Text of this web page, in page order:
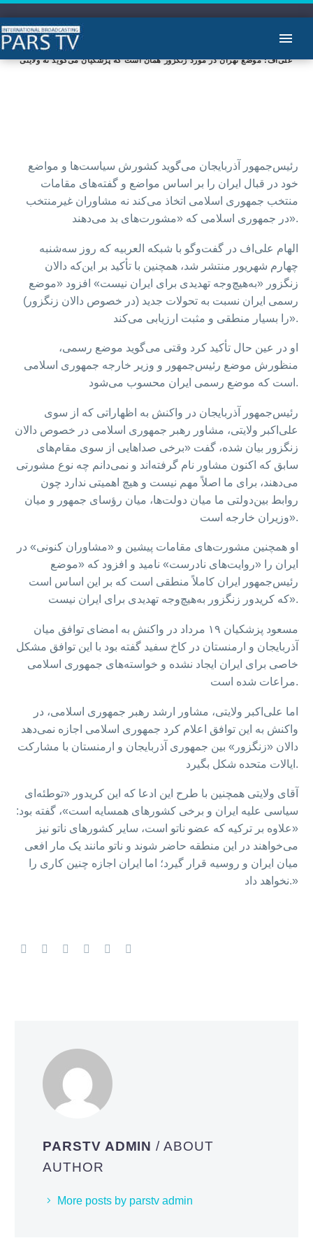
علی‌اف: موضع تهران در مورد زنگزور همان است که پزشکیان می‌گوید نه ولایتی
رئیس‌جمهور آذربایجان می‌گوید کشورش سیاست‌ها و مواضع
خود در قبال ایران را بر اساس مواضع و گفته‌های مقامات
منتخب جمهوری اسلامی اتخاذ می‌کند نه مشاوران غیرمنتخب
در جمهوری اسلامی که «مشورت‌های بد می‌دهند».
الهام علی‌اف در گفت‌وگو با شبکه العربیه که روز سه‌شنبه
چهارم شهریور منتشر شد، همچنین با تأکید بر این‌که دالان
زنگزور «به‌هیچ‌وجه تهدیدی برای ایران نیست» افزود «موضع
رسمی ایران نسبت به تحولات جدید (در خصوص دالان زنگزور)
را بسیار منطقی و مثبت ارزیابی می‌کند».
او در عین حال تأکید کرد وقتی می‌گوید موضع رسمی،
منظورش موضع رئیس‌جمهور و وزیر خارجه جمهوری اسلامی
است که موضع رسمی ایران محسوب می‌شود.
رئیس‌جمهور آذربایجان در واکنش به اظهاراتی که از سوی
علی‌اکبر ولایتی، مشاور رهبر جمهوری اسلامی در خصوص دالان
زنگزور بیان شده، گفت «برخی صداهایی از سوی مقام‌های
سابق که اکنون مشاور نام گرفته‌اند و نمی‌دانم چه نوع مشورتی
می‌دهند، برای ما اصلاً مهم نیست و هیچ اهمیتی ندارد چون
روابط بین‌دولتی ما میان دولت‌ها، میان رؤسای جمهور و میان
وزیران خارجه است».
او همچنین مشورت‌های مقامات پیشین و «مشاوران کنونی» در
ایران را «روایت‌های نادرست» نامید و افزود که «موضع
رئیس‌جمهور ایران کاملاً منطقی است که بر این اساس است
که کریدور زنگزور به‌هیچ‌وجه تهدیدی برای ایران نیست».
مسعود پزشکیان ۱۹ مرداد در واکنش به امضای توافق میان
آذربایجان و ارمنستان در کاخ سفید گفته بود با این توافق مشکل
خاصی برای ایران ایجاد نشده و خواسته‌های جمهوری اسلامی
مراعات شده است.
اما علی‌اکبر ولایتی، مشاور ارشد رهبر جمهوری اسلامی، در
واکنش به این توافق اعلام کرد جمهوری اسلامی اجازه نمی‌دهد
دالان «زنگزور» بین جمهوری آذربایجان و ارمنستان با مشارکت
ایالات متحده شکل بگیرد.
آقای ولایتی همچنین با طرح این ادعا که این کریدور «توطئه‌ای
سیاسی علیه ایران و برخی کشورهای همسایه است»، گفته بود:
«علاوه بر ترکیه که عضو ناتو است، سایر کشورهای ناتو نیز
می‌خواهند در این منطقه حاضر شوند و ناتو مانند یک مار افعی
میان ایران و روسیه قرار گیرد؛ اما ایران اجازه چنین کاری را
نخواهد داد.»
PARSTV ADMIN/ ABOUT
AUTHOR
More posts by parstv admin